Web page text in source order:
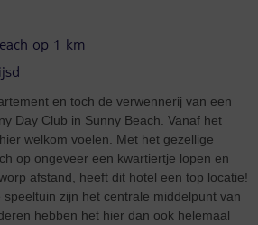
op 1 km
en toch de verwennerij van een
Day Club in Sunny Beach. Vanaf het
welkom voelen. Met het gezellige
op ongeveer een kwartiertje lopen en
afstand, heeft dit hotel een top locatie!
zijn het centrale middelpunt van
hebben het hier dan ook helemaal